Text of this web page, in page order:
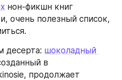
нон-фикшн книг
очень полезный список,
десерта: шоколадный
в
продолжает